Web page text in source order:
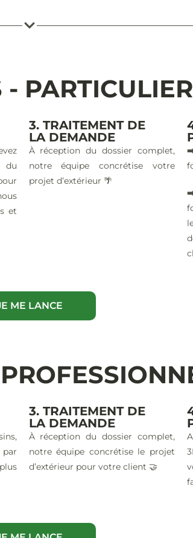
-
et
3. TRAITEMENT DE
LA DEMANDE
À réception du dossier complet,
notre équipe concrétise votre
projet d’extérieur 🌴
ME LANCE
par
3. TRAITEMENT DE
LA DEMANDE
À réception du dossier complet,
notre équipe concrétise le projet
d’extérieur pour votre client 🤝